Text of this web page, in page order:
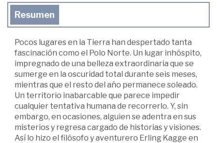
Resumen
Pocos lugares en la Tierra han despertado tanta
fascinación como el Polo Norte. Un lugar inhóspito,
impregnado de una belleza extraordinaria que se
sumerge en la oscuridad total durante seis meses,
mientras que el resto del año permanece soleado.
Un territorio inabarcable que parece impedir
cualquier tentativa humana de recorrerlo. Y, sin
embargo, en ocasiones, alguien se adentra en sus
misterios y regresa cargado de historias y visiones.
Así lo hizo el filósofo y aventurero Erling Kagge en